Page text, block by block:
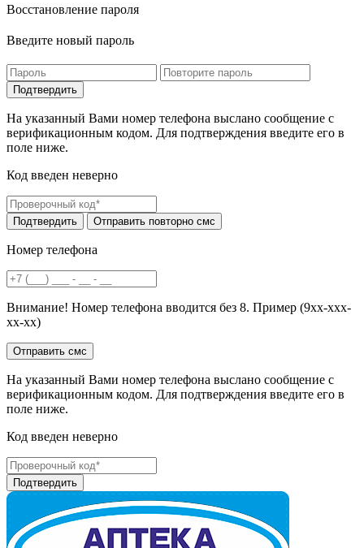
Восстановление пароля
Введите новый пароль
На указанный Вами номер телефона выслано сообщение с
верификационным кодом. Для подтверждения введите его в
поле ниже.
Код введен неверно
Номер телефона
Внимание! Номер телефона вводится без 8. Пример (9хх-ххх-
хх-хх)
На указанный Вами номер телефона выслано сообщение с
верификационным кодом. Для подтверждения введите его в
поле ниже.
Код введен неверно